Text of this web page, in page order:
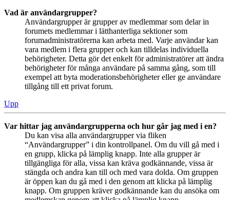
Vad är användargrupper?
Användargrupper är grupper av medlemmar som delar in
forumets medlemmar i lätthanterliga sektioner som
forumadministratörerna kan arbeta med. Varje användar kan
vara medlem i flera grupper och kan tilldelas individuella
behörigheter. Detta gör det enkelt för administratörer att ändra
behörigheter för många användare på samma gång, som till
exempel att byta moderationsbehörigheter eller ge användare
tillgång till ett privat forum.
Upp
Var hittar jag användargrupperna och hur går jag med i en?
Du kan visa alla användargrupper via fliken
“Användargrupper” i din kontrollpanel. Om du vill gå med i
en grupp, klicka på lämplig knapp. Inte alla grupper är
tillgängliga för alla, vissa kan kräva godkännande, vissa är
stängda och andra kan till och med vara dolda. Om gruppen
är öppen kan du gå med i den genom att klicka på lämplig
knapp. Om gruppen kräver godkännande kan du ansöka om